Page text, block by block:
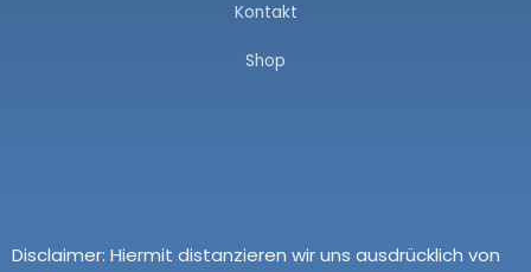
Kontakt
Shop
Disclaimer: Hiermit distanzieren wir uns ausdrücklich von